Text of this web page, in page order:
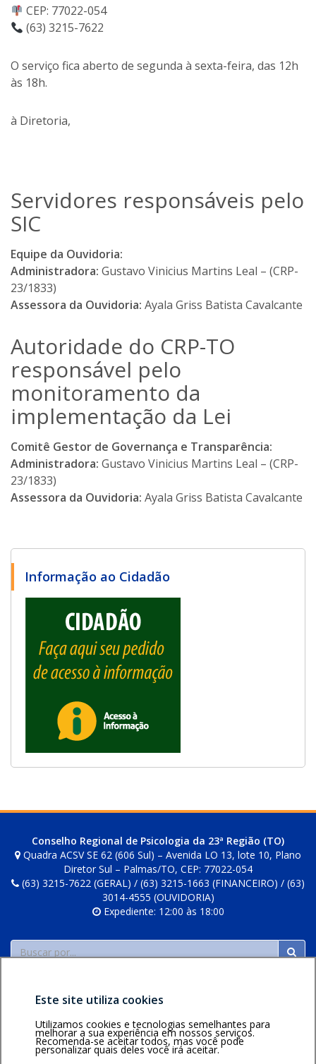
b
r
r
o
j
a
e
a
.
CEP: 77022-054
(63) 3215-7622
O serviço fica aberto de segunda à sexta-feira, das 12h
às 18h.
à Diretoria,
Servidores responsáveis pelo
SIC
Equipe da Ouvidoria:
Administradora: Gustavo Vinicius Martins Leal – (CRP-
23/1833)
Assessora da Ouvidoria: Ayala Griss Batista Cavalcante
Autoridade do CRP-TO
responsável pelo
monitoramento da
implementação da Lei
Comitê Gestor de Governança e Transparência:
Administradora: Gustavo Vinicius Martins Leal – (CRP-
23/1833)
Assessora da Ouvidoria: Ayala Griss Batista Cavalcante
Informação ao Cidadão
Conselho Regional de Psicologia da 23ª Região (TO)
Quadra ACSV SE 62 (606 Sul) – Avenida LO 13, lote 10, Plano
Diretor Sul – Palmas/TO, CEP: 77022-054
(63) 3215-7622 (GERAL) / (63) 3215-1663 (FINANCEIRO) / (63)
3014-4555 (OUVIDORIA)
Expediente: 12:00 às 18:00
Buscar
Área restritaPolítica de
Este site utiliza cookies
Utilizamos cookies e tecnologias semelhantes para
melhorar a sua experiência em nossos serviços.
Recomenda-se aceitar todos, mas você pode
personalizar quais deles você irá aceitar.